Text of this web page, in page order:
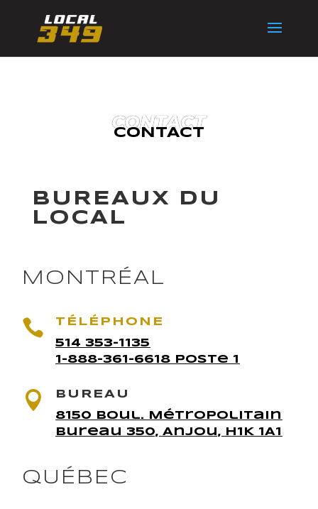
CONTACT
CONTACT
BUREAUX DU
LOCAL
MONTRÉAL

TÉLÉPHONE
514 353-1135
1-888-361-6618 Poste 1

BUREAU
8150 Boul. Métropolitain
Bureau 350, Anjou, H1K 1A1
QUÉBEC